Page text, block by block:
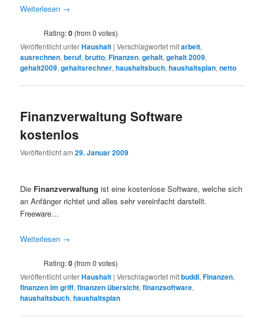
Weiterlesen →
Rating:0 (from 0 votes)
Veröffentlicht unterHaushalt |Verschlagwortet mitarbeit,
ausrechnen,beruf,brutto,Finanzen,gehalt,gehalt 2009,
gehalt2009,gehaltsrechner,haushaltsbuch,haushaltsplan,netto
Finanzverwaltung Software
kostenlos
Veröffentlicht am29. Januar 2009
Die Finanzverwaltung ist eine kostenlose Software, welche sich
an Anfänger richtet und alles sehr vereinfacht darstellt.
Freeware…
Weiterlesen →
Rating:0 (from 0 votes)
Veröffentlicht unterHaushalt |Verschlagwortet mitbuddi,Finanzen,
finanzen im griff,finanzen übersicht,finanzsoftware,
haushaltsbuch,haushaltsplan